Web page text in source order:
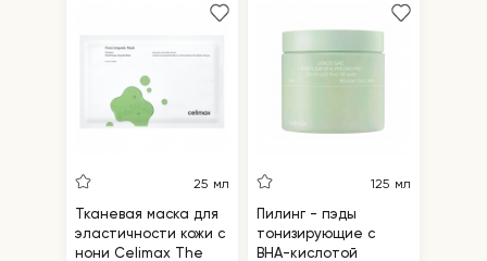
25 мл
Тканевая маска для
эластичности кожи с
нони Celimax The
125 мл
Пилинг - пэды
тонизирующие с
BHA-кислотой